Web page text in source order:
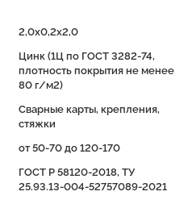
2,0x0,2x2,0
Цинк (1Ц по ГОСТ 3282-74,
плотность покрытия не менее
80 г/м2)
Сварные карты, крепления,
стяжки
от 50-70 до 120-170
ГОСТ Р 58120-2018, ТУ
25.93.13-004-52757089-2021